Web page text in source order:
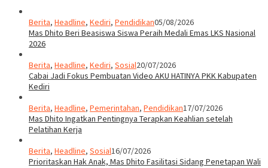
Berita, Headline, Kediri, Pendidikan05/08/2026
Mas Dhito Beri Beasiswa Siswa Peraih Medali Emas LKS Nasional
2026
Berita, Headline, Kediri, Sosial20/07/2026
Cabai Jadi Fokus Pembuatan Video AKU HATINYA PKK Kabupaten
Kediri
Berita, Headline, Pemerintahan, Pendidikan17/07/2026
Mas Dhito Ingatkan Pentingnya Terapkan Keahlian setelah
Pelatihan Kerja
Berita, Headline, Sosial16/07/2026
Prioritaskan Hak Anak, Mas Dhito Fasilitasi Sidang Penetapan Wali